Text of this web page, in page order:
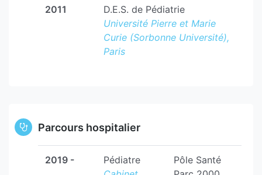
2011
D.E.S. de Pédiatrie
Université Pierre et Marie
Curie (Sorbonne Université),
Paris
Parcours hospitalier
2019 -
Pédiatre
Pôle Santé